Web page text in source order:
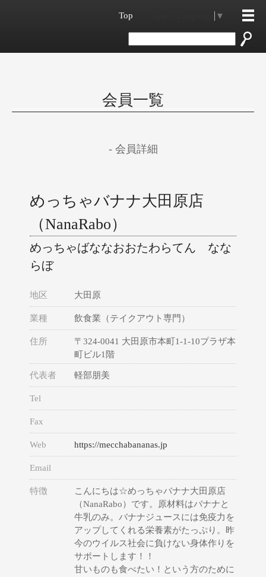
Top ▼
会員一覧
- 会員詳細
めっちゃバナナ大田原店
（NanaRabo）
めっちゃばななおおたわらてん なな
らぼ
地区 大田原
業種 飲食業（テイクアウト専門）
住所
〒324-0041 大田原市本町1-1-10プラザ本
町ビル1階
代表者 軽部朋美
Tel
Fax
Web https://mecchabananas.jp
Email
特徴
こんにちは☆めっちゃバナナ大田原店
（NanaRabo）です。原材料はバナナと
牛乳のみ。バナナジュースには免疫力を
アップしてくれる栄養素がたっぷり。昨
今のウイルス社会に負けない身体作りを
サポートします！！
甘いものも食べたい！という方のために